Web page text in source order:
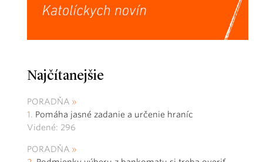
Najčítanejšie
PORADŇA
Pomáha jasné zadanie a určenie hraníc
Videné: 296
PORADŇA